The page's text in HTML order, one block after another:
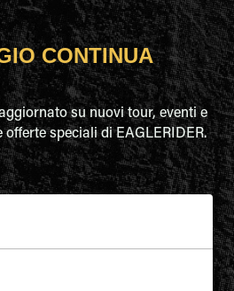
CONTINUA
su nuovi tour, eventi e
speciali di EAGLERIDER.